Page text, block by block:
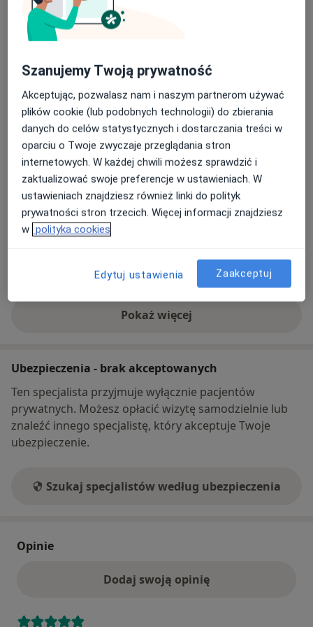
Czerniakowska 203a/53,
Warszawa
Powiększ mapę
Dostępność
Pokaż kalendarz
Metody płatności (wizyty prywatne)
Gotówka
Blik
Przelew na konto
Pokaż numer telefonu
Pokaż więcej
o adresie
Ubezpieczenia - brak akceptowanych
Ten specjalista przyjmuje wyłącznie pacjentów
prywatnych. Możesz opłacić wizytę samodzielnie lub
znaleźć innego specjalistę, który akceptuje Twoje
ubezpieczenie.
Szukaj specjalistów według ubezpieczenia
Opinie
Dodaj swoją opinię
Szanujemy Twoją prywatność
Akceptując, pozwalasz nam i naszym partnerom używać
plików cookie (lub podobnych technologii) do zbierania
danych do celów statystycznych i dostarczania treści w
oparciu o Twoje zwyczaje przeglądania stron
internetowych. W każdej chwili możesz sprawdzić i
zaktualizować swoje preferencje w ustawieniach. W
ustawieniach znajdziesz również linki do polityk
prywatności stron trzecich. Więcej informacji znajdziesz
w polityka cookies
Edytuj ustawienia Zaakceptuj